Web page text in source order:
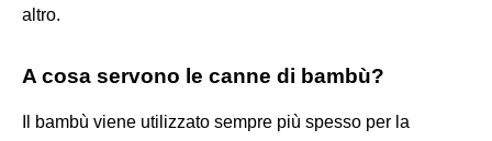
altro.
A cosa servono le canne di bambù?
Il bambù viene utilizzato sempre più spesso per la